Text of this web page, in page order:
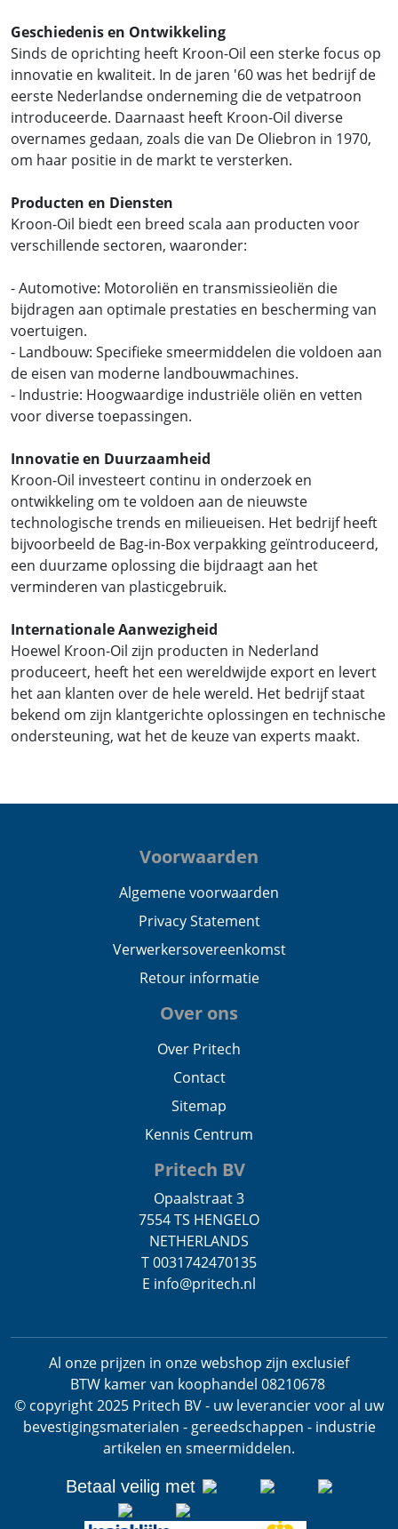
Geschiedenis en Ontwikkeling
Sinds de oprichting heeft Kroon-Oil een sterke focus op
innovatie en kwaliteit. In de jaren '60 was het bedrijf de
eerste Nederlandse onderneming die de vetpatroon
introduceerde. Daarnaast heeft Kroon-Oil diverse
overnames gedaan, zoals die van De Oliebron in 1970,
om haar positie in de markt te versterken.
Producten en Diensten
Kroon-Oil biedt een breed scala aan producten voor
verschillende sectoren, waaronder:
- Automotive: Motoroliën en transmissieoliën die
bijdragen aan optimale prestaties en bescherming van
voertuigen.
- Landbouw: Specifieke smeermiddelen die voldoen aan
de eisen van moderne landbouwmachines.
- Industrie: Hoogwaardige industriële oliën en vetten
voor diverse toepassingen.
Innovatie en Duurzaamheid
Kroon-Oil investeert continu in onderzoek en
ontwikkeling om te voldoen aan de nieuwste
technologische trends en milieueisen. Het bedrijf heeft
bijvoorbeeld de Bag-in-Box verpakking geïntroduceerd,
een duurzame oplossing die bijdraagt aan het
verminderen van plasticgebruik.
Internationale Aanwezigheid
Hoewel Kroon-Oil zijn producten in Nederland
produceert, heeft het een wereldwijde export en levert
het aan klanten over de hele wereld. Het bedrijf staat
bekend om zijn klantgerichte oplossingen en technische
ondersteuning, wat het de keuze van experts maakt.
Voorwaarden
Algemene voorwaarden
Privacy Statement
Verwerkersovereenkomst
Retour informatie
Over ons
Over Pritech
Contact
Sitemap
Kennis Centrum
Pritech BV
Opaalstraat 3
7554 TS HENGELO
NETHERLANDS
T 0031742470135
E info@pritech.nl
Al onze prijzen in onze webshop zijn exclusief
BTW kamer van koophandel 08210678.
© copyright 2025 Pritech BV - uw leverancier voor al uw
bevestigingsmaterialen - gereedschappen - industrie
artikelen en smeermiddelen.
Betaal veilig met